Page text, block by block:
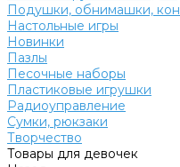
Подушки, обнимашки,
Настольные игры
Новинки
Пазлы
Песочные наборы
Пластиковые игрушки
Радиоуправление
Сумки, рюкзаки
Творчество
Товары для девочек